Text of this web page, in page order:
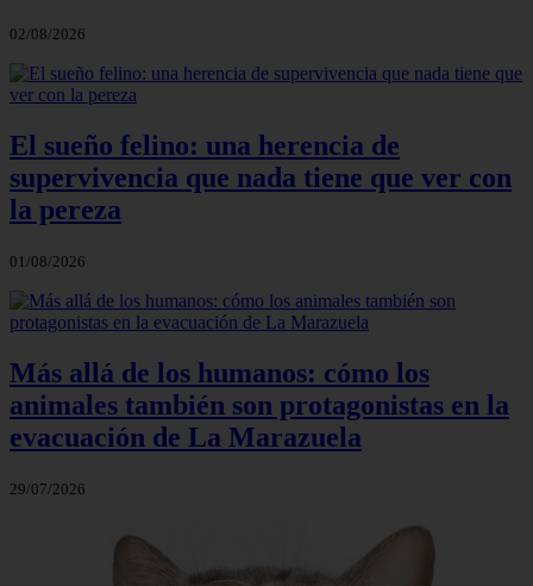
02/08/2026
El sueño felino: una herencia de
supervivencia que nada tiene que ver con
la pereza
01/08/2026
Más allá de los humanos: cómo los
animales también son protagonistas en la
evacuación de La Marazuela
29/07/2026